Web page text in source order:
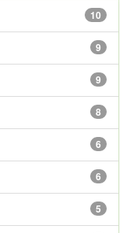
10
9
9
8
6
6
5